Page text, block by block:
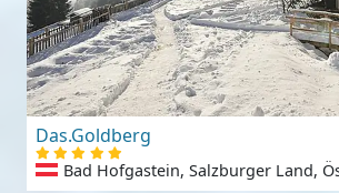
Das.Goldberg
Bad Hofgastein, Salzburger Land,